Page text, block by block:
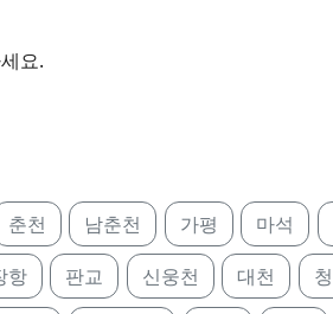
요.
춘천 남춘천 가평 마석
항 판교 신웅천 대천